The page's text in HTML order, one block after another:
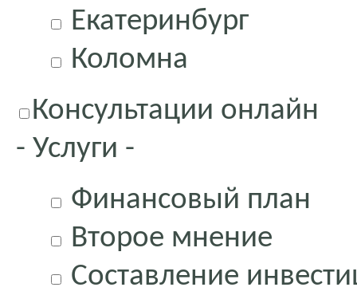
Екатеринбург
Коломна
Консультации онлайн
- Услуги -
Финансовый план
Второе мнение
Составление